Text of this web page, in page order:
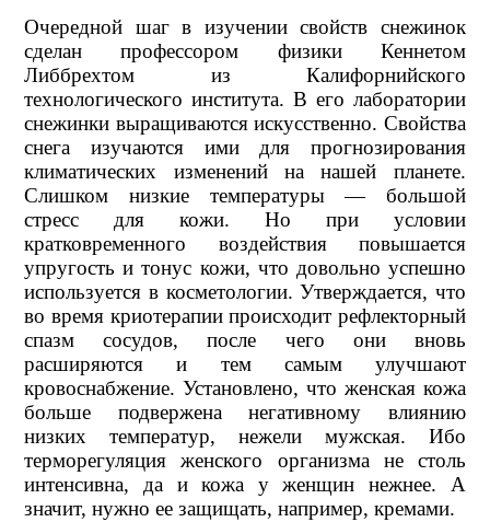
Очередной шаг в изучении свойств снежинок
сделан профессором физики Кеннетом
Либбрехтом из Калифорнийского
технологического института. В его лаборатории
снежинки выращиваются искусственно. Свойства
снега изучаются ими для прогнозирования
климатических изменений на нашей планете.
Слишком низкие температуры — большой
стресс для кожи. Но при условии
кратковременного воздействия повышается
упругость и тонус кожи, что довольно успешно
используется в косметологии. Утверждается, что
во время криотерапии происходит рефлекторный
спазм сосудов, после чего они вновь
расширяются и тем самым улучшают
кровоснабжение. Установлено, что женская кожа
больше подвержена негативному влиянию
низких температур, нежели мужская. Ибо
терморегуляция женского организма не столь
интенсивна, да и кожа у женщин нежнее. А
значит, нужно ее защищать, например, кремами.